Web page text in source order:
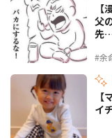
#余
父
先
イ